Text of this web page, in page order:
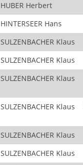
HUBER Herbert
HINTERSEER Hans
SULZENBACHER Klaus
SULZENBACHER Klaus
SULZENBACHER Klaus
SULZENBACHER Klaus
SULZENBACHER Klaus
SULZENBACHER Klaus